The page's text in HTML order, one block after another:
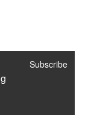
Subscribe